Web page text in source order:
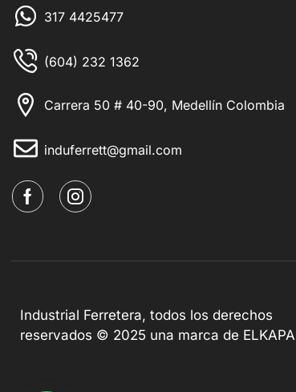
317 4425477
(604) 232 1362
Carrera 50 # 40-90, Medellín Colombia
induferrett@gmail.com
Industrial Ferretera, todos los derechos
reservados © 2025 una marca de ELKAPA